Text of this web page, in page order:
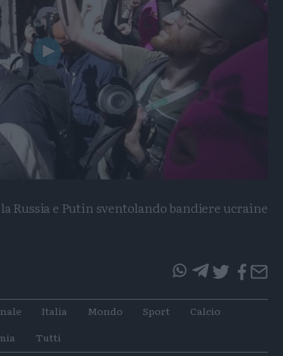
Play
Video
Russia e Putin sventolando bandiere ucraine
articoloarticolo
Italia Mondo Sport
Calcio
Tutti